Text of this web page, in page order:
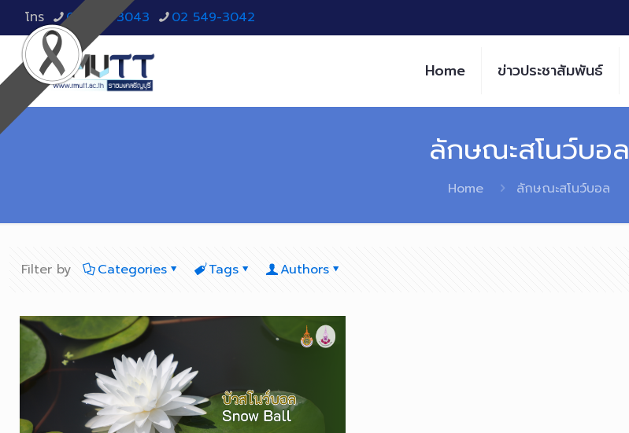
โทร 02 549-3043 02 549-3042
Home ข่าวประชาสัมพันธ์
ลักษณะสโนว์บอล
Home ลักษณะสโนว์บอล
Filter by Categories Tags Authors